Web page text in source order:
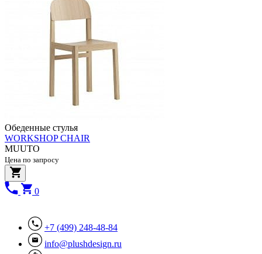
Обеденные стулья
WORKSHOP CHAIR
MUUTO
Цена по запросу
0
+7 (499) 248-48-84
info@plushdesign.ru